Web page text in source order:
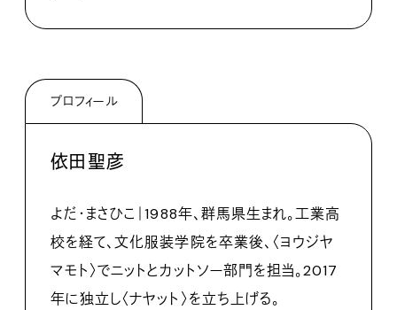
プロフィール
依田聖彦
よだ・まさひこ｜1988年、群馬県生まれ。工業高
校を経て、文化服装学院を卒業後、〈ヨウジヤ
マモト〉でニットとカットソー部門を担当。2017
年に独立し〈ナヤット〉を立ち上げる。